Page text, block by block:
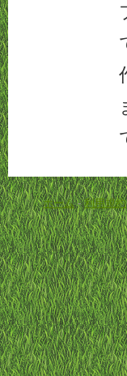
ホーム-利用規約